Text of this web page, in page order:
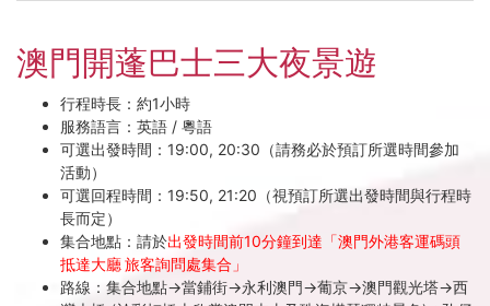
澳門開蓬巴士三大夜景遊
行程時長：約1小時
服務語言：英語 / 粵語
可選出發時間：19:00, 20:30（請務必於預訂所選時間參加
活動）
可選回程時間：19:50, 21:20（視預訂所選出發時間與行程時
長而定）
集合地點：請於出發時間前10分鐘到達 「澳門外港客運碼頭
抵達大廳 旅客詢問處集合」
路線：集合地點→當鋪街→永利澳門→葡京→澳門觀光塔→西